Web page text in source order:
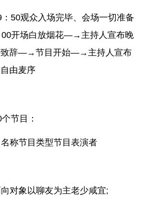
50观众入场完毕、会场一切准备
开场白放烟花—→主持人宣布晚
辞—→节目开始—→主持人宣布
由麦序
节目：
称节目类型节目表演者
对象以聊友为主老少咸宜;